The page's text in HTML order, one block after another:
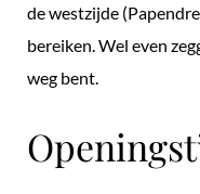
de westzijde
bereiken. Wel even
weg bent.